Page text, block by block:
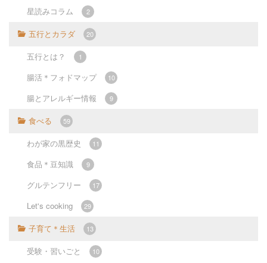
星読みコラム 2
五行とカラダ 20
五行とは？ 1
腸活＊フォドマップ 10
腸とアレルギー情報 9
食べる 59
わが家の黒歴史 11
食品＊豆知識 9
グルテンフリー 17
Let's cooking 29
子育て＊生活 13
受験・習いごと 10